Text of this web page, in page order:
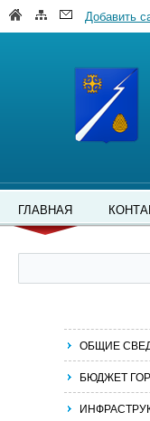
Добавить
ГЛАВНАЯ
ОБЩИЕ
БЮДЖЕТ